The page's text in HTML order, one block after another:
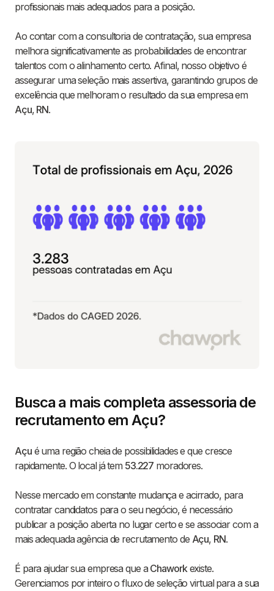
profissionais mais adequados para a posição.
Ao contar com a consultoria de contratação, sua empresa
melhora significativamente as probabilidades de encontrar
talentos com o alinhamento certo. Afinal, nosso objetivo é
assegurar uma seleção mais assertiva, garantindo grupos de
excelência que melhoram o resultado da sua empresa em
Açu, RN.
Busca a mais completa assessoria de
recrutamento em Açu?
Açué uma região cheia de possibilidades e que cresce
rapidamente. O local já tem 53.227 moradores.
Nesse mercado em constante mudança e acirrado, para
contratar candidatos para o seu negócio, é necessário
publicar a posição aberta no lugar certo e se associar com a
mais adequada agência de recrutamento de Açu, RN.
É para ajudar sua empresa que a Chaworkexiste.
Gerenciamos por inteiro o fluxo de seleção virtual para a sua